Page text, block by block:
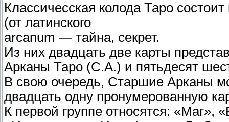
Классичесская колода Таро
(от латинского
arcanum — тайна, секрет.
Из них двадцать две карты
Арканы Таро (С.А.) и пятьдесят
В свою очередь, Старшие Арканы
двадцать одну пронумерованную
К первой группе относятся: